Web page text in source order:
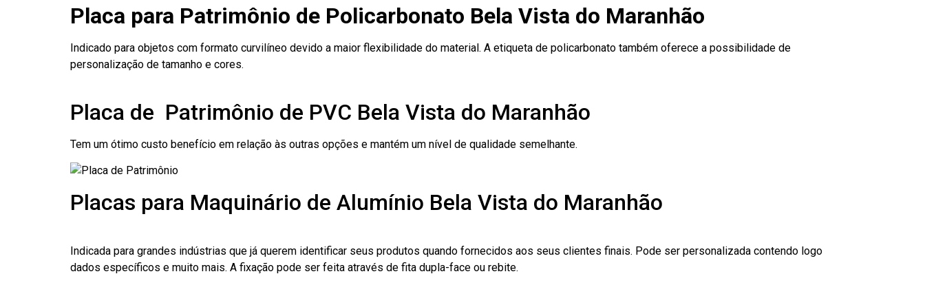
Placa para Patrimônio de Policarbonato Bela Vista do Maranhão
Indicado para objetos com formato curvilíneo devido a maior flexibilidade do material. A etiqueta de policarbonato também oferece a possibilidade de
personalização de tamanho e cores.
Placa de Patrimônio de PVC Bela Vista do Maranhão
Tem um ótimo custo benefício em relação às outras opções e mantém um nível de qualidade semelhante.
Placas para Maquinário de Alumínio Bela Vista do Maranhão
Indicada para grandes indústrias que já querem identificar seus produtos quando fornecidos aos seus clientes finais. Pode ser personalizada contendo logo
dados específicos e muito mais. A fixação pode ser feita através de fita dupla-face ou rebite.